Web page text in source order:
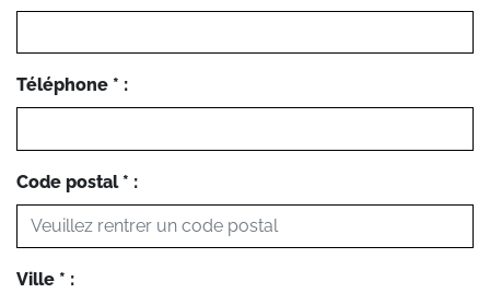
Téléphone * :
Code postal * :
Ville * :